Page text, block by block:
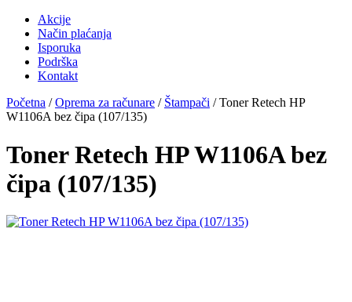
Akcije
Način plaćanja
Isporuka
Podrška
Kontakt
Početna /Oprema za računare / Štampači / Toner Retech HP
W1106A bez čipa (107/135)
Toner Retech HP W1106A bez
čipa (107/135)